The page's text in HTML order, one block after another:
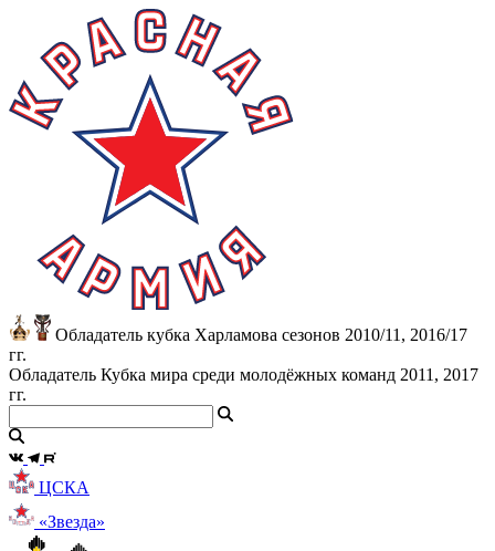
Обладатель кубка Харламова сезонов 2010/11, 2016/17
гг.
Обладатель Кубка мира среди молодёжных команд 2011, 2017
гг.
ЦСКА
«Звезда»